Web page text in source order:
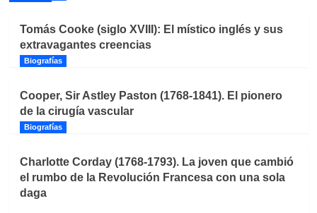
Tomás Cooke (siglo XVIII): El místico inglés y sus
extravagantes creencias
Biografías
Cooper, Sir Astley Paston (1768-1841). El pionero
de la cirugía vascular
Biografías
Charlotte Corday (1768-1793). La joven que cambió
el rumbo de la Revolución Francesa con una sola
daga